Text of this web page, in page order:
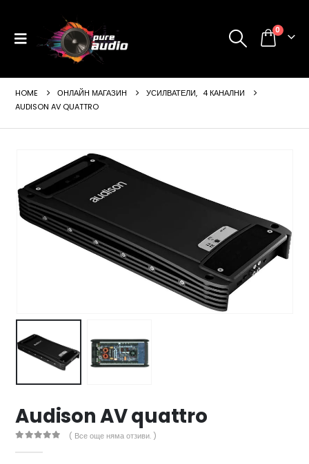
0
HOME ОНЛАЙН МАГАЗИН УСИЛВАТЕЛИ, 4 КАНАЛНИ
AUDISON AV QUATTRO
Audison AV quattro
( Все още няма отзиви. )
лв..